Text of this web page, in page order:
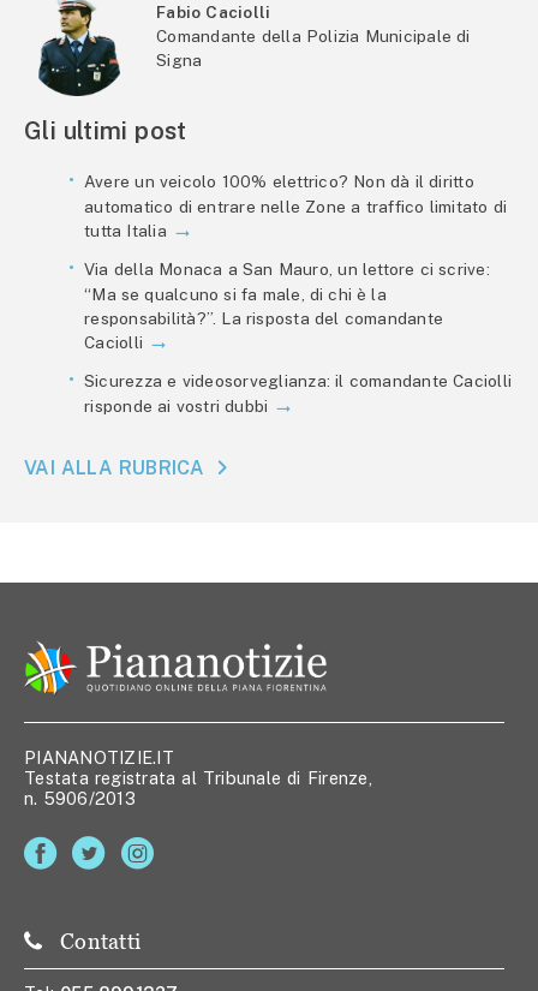
Fabio Caciolli
Comandante della Polizia Municipale di
Signa
Gli ultimi post
Avere un veicolo 100% elettrico? Non dà il diritto
automatico di entrare nelle Zone a traffico limitato di
tutta Italia
Via della Monaca a San Mauro, un lettore ci scrive:
“Ma se qualcuno si fa male, di chi è la
responsabilità?”. La risposta del comandante
Caciolli
Sicurezza e videosorveglianza: il comandante Caciolli
risponde ai vostri dubbi
VAI ALLA RUBRICA
PIANANOTIZIE.IT
Testata registrata al Tribunale di Firenze,
n. 5906/2013
Contatti